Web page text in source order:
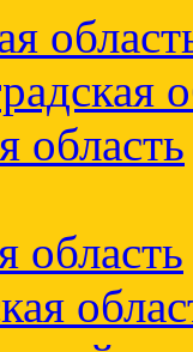
область
область